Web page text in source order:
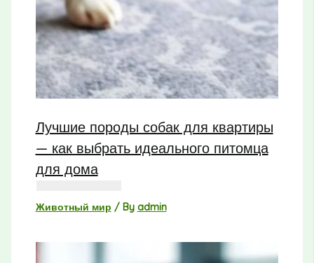
Лучшие породы собак для квартиры
— как выбрать идеального питомца
для дома
Животный мир / By admin